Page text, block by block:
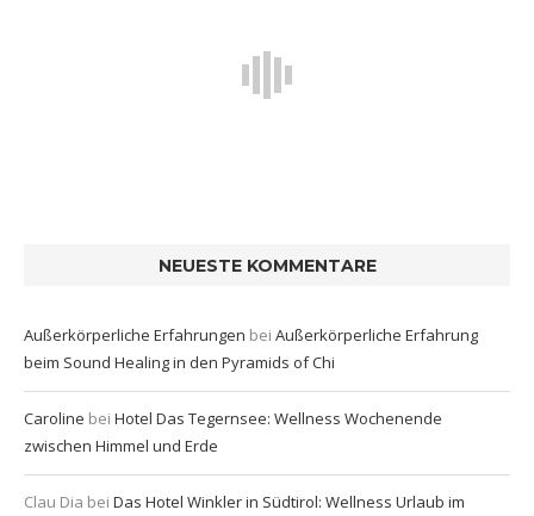
NEUESTE KOMMENTARE
Außerkörperliche Erfahrungen bei Außerkörperliche Erfahrung
beim Sound Healing in den Pyramids of Chi
Caroline bei Hotel Das Tegernsee: Wellness Wochenende
zwischen Himmel und Erde
Clau Dia bei Das Hotel Winkler in Südtirol: Wellness Urlaub im